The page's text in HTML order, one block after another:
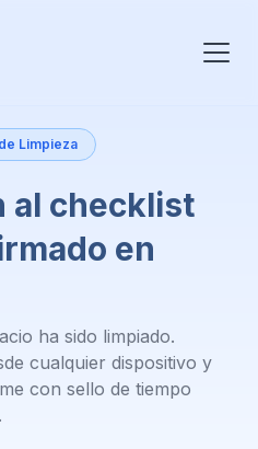
Limpieza
al checklist
en
ha sido limpiado.
cualquier dispositivo y
con sello de tiempo